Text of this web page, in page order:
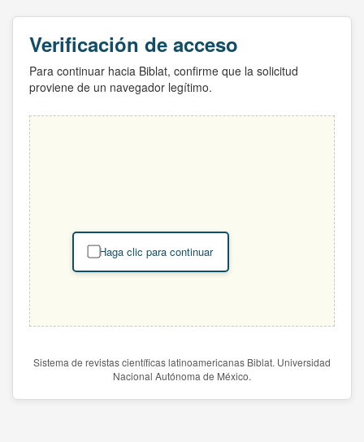
Verificación de acceso
Para continuar hacia Biblat, confirme que la solicitud
proviene de un navegador legítimo.
Haga clic para continuar
Sistema de revistas científicas latinoamericanas Biblat. Universidad
Nacional Autónoma de México.